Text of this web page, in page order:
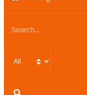
Client
Hợp